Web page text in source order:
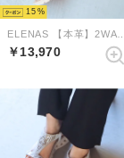
15
ELENAS 【本革】2WAYミュールスリングバックサンダル （レッド）
￥13,970